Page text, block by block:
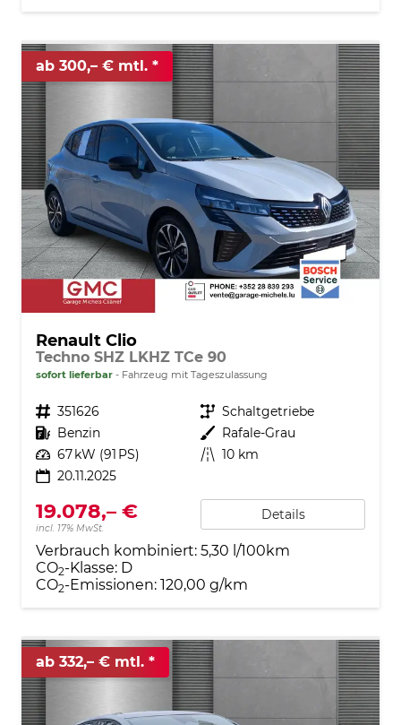
ab 300,– € mtl.
Renault Clio
Techno SHZ LKHZ TCe 90
sofort lieferbar Fahrzeug mit Tageszulassung
Fahrzeugnr. 351626 Getriebe Schaltgetriebe
Kraftstoff Benzin Außenfarbe Rafale-Grau
Leistung 67 kW (91 PS) Kilometerstand 10 km
20.11.2025
19.078,– €
incl. 17% MwSt.
Details
Verbrauch kombiniert: 5,30 l/100km
CO2-Klasse: D
CO2-Emissionen: 120,00 g/km
ab 332,– € mtl.